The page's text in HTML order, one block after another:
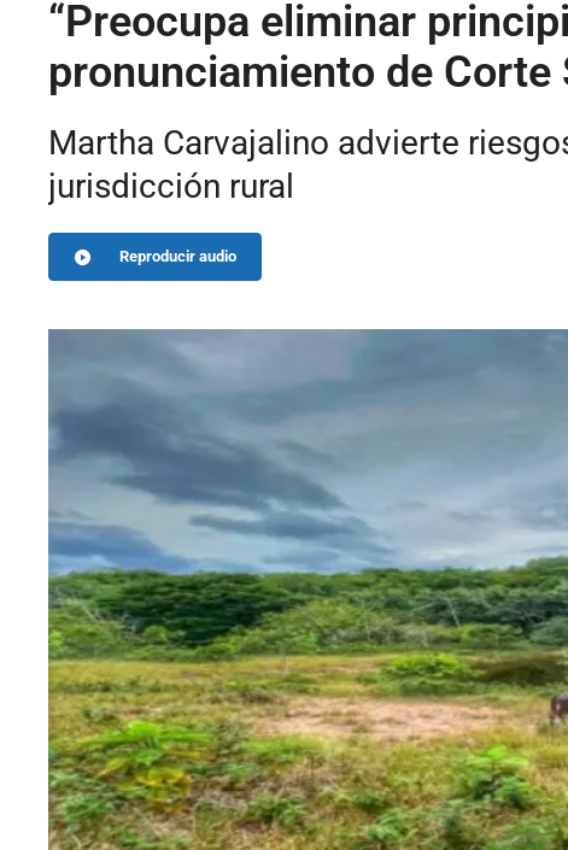
“Preocupa eliminar
pronunciamiento de Corte
Martha Carvajalino advierte
jurisdicción rural
Reproducir audio